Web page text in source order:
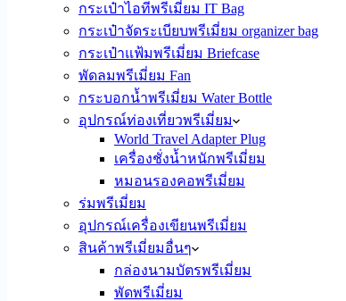
กระเป๋าไอทีพรีเมี่ยม IT Bag
กระเป๋าจัดระเบียบพรีเมี่ยม organizer bag
กระเป๋าแฟ้มพรีเมี่ยม Briefcase
พัดลมพรีเมี่ยม Fan
กระบอกน้ำพรีเมี่ยม Water Bottle
อุปกรณ์ท่องเที่ยวพรีเมี่ยม
World Travel Adapter Plug
เครื่องชั่งน้ำหนักพรีเมี่ยม
หมอนรองคอพรีเมี่ยม
ร่มพรีเมี่ยม
อุปกรณ์เครื่องเขียนพรีเมี่ยม
สินค้าพรีเมี่ยมอื่นๆ
กล่องนามบัตรพรีเมี่ยม
พัดพรีเมี่ยม